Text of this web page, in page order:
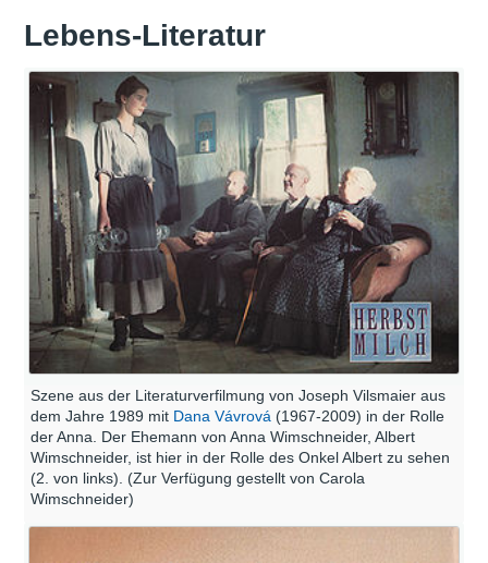
Lebens-Literatur
Szene aus der Literaturverfilmung von Joseph Vilsmaier aus
dem Jahre 1989 mit Dana Vávrová (1967-2009) in der Rolle
der Anna. Der Ehemann von Anna Wimschneider, Albert
Wimschneider, ist hier in der Rolle des Onkel Albert zu sehen
(2. von links). (Zur Verfügung gestellt von Carola
Wimschneider)